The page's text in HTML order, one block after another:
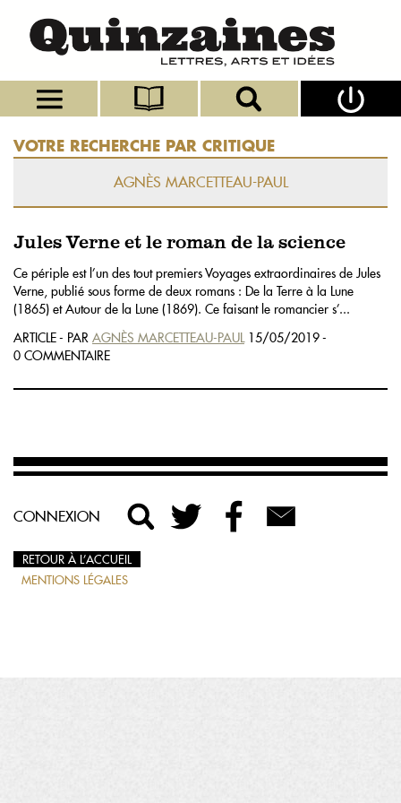
VOTRE RECHERCHE PAR CRITIQUE
AGNÈS MARCETTEAU-PAUL
Jules Verne et le roman de la science
Ce périple est l’un des tout premiers Voyages extraordinaires de Jules
Verne, publié sous forme de deux romans : De la Terre à la Lune
(1865) et Autour de la Lune (1869). Ce faisant le romancier s’...
ARTICLE - PAR AGNÈS MARCETTEAU-PAUL15/05/2019 -
0 COMMENTAIRE
CONNEXION
RETOUR À L’ACCUEIL
MENTIONS LÉGALES